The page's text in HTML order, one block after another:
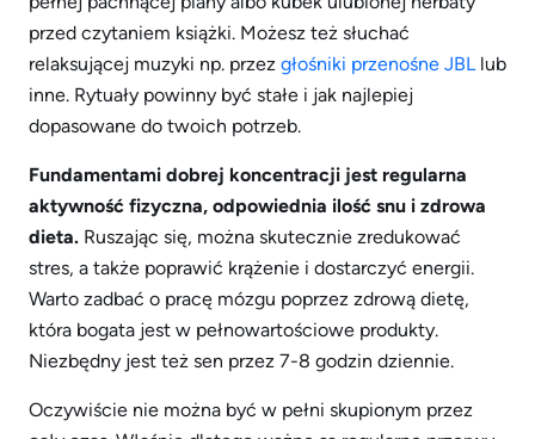
przed czytaniem książki. Możesz też słuchać
relaksującej muzyki np. przez głośniki przenośne JBLlub
inne. Rytuały powinny być stałe i jak najlepiej
dopasowane do twoich potrzeb.
Fundamentami dobrej koncentracji jest regularna
aktywność fizyczna, odpowiednia ilość snu i zdrowa
dieta. Ruszając się, można skutecznie zredukować
stres, a także poprawić krążenie i dostarczyć energii.
Warto zadbać o pracę mózgu poprzez zdrową dietę,
która bogata jest w pełnowartościowe produkty.
Niezbędny jest też sen przez 7-8 godzin dziennie.
Oczywiście nie można być w pełni skupionym przez